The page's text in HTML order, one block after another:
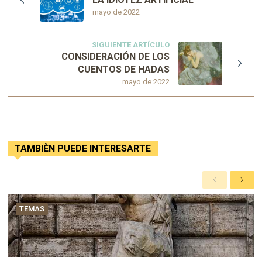
mayo de 2022
SIGUIENTE ARTÍCULO
mayo de 2022
CONSIDERACIÓN DE LOS
CUENTOS DE HADAS
TAMBIÈN PUEDE INTERESARTE
A
n
t
e
r
i
o
S
i
g
u
i
e
n
TEMAS